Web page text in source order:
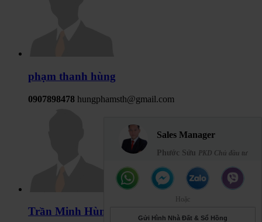
Sales Manager
Phước Sửu PKD Chủ đầu tư
Hoặc
Gửi Hình Nhà Đất & Sổ Hồng
phạm thanh hùng
0907898478 hungphamsth@gmail.com
Trần Minh Hùng